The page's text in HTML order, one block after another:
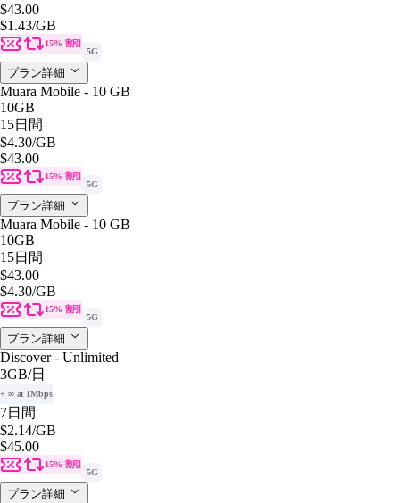
$43.00
$1.43/GB
15% 割引
5G
プラン詳細
Muara Mobile - 10 GB
10GB
15日間
$4.30/GB
$43.00
15% 割引
5G
プラン詳細
Muara Mobile - 10 GB
10GB
15日間
$43.00
$4.30/GB
15% 割引
5G
プラン詳細
Discover - Unlimited
3GB/日
+ ∞ at 1Mbps
7日間
$2.14/GB
$45.00
15% 割引
5G
プラン詳細